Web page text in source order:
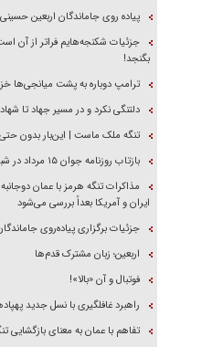
پیاده روی جاماندگان اربعین حسینی
جزئیات شکنجه‌هایم فراتر از آن
بگنجد!
ترامپ دوباره به پشت میانجی‌ها
دلتنگی نکرد و در مسیر جهاد تا
تنگه ملک ماست | این‌بار بدون حتی
بازتاب روزنامه جوان ۱۵ مرداد در شبکه خبر
مذاکرات تنگه هرمز با عمان
ایران و آمریکا بعداً بررسی می‌شود
جزئیات برگزاری پیاده‌روی
اربعین؛ زبان مشترک قدم‌ها
فوتبال و آن «بالا»!
راهبرد غافلگیری با نسل جدید
تفاهم با عمان به معنای بازگشایی